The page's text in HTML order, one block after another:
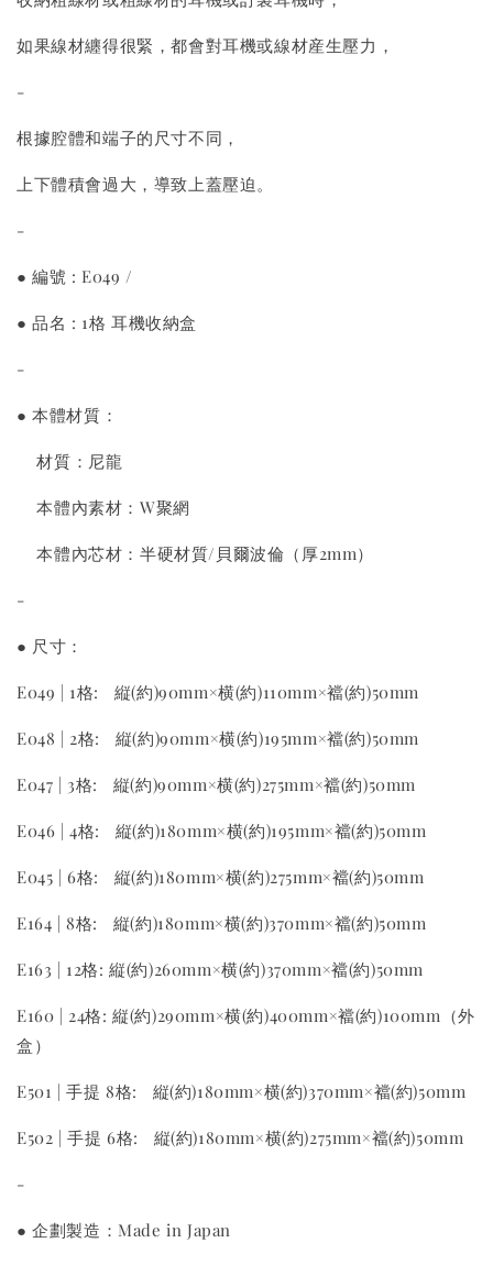
如果線材纏得很緊，都會對耳機或線材産生壓力，
-
根據腔體和端子的尺寸不同，
上下體積會過大，導致上蓋壓迫。
-
● 編號 : E049 /
● 品名 : 1格 耳機收納盒
-
● 本體材質：
材質：尼龍
本體內素材：W聚網
本體內芯材：半硬材質/貝爾波倫（厚2mm）
-
● 尺寸：
E049 | 1格: 縦(約)90mm×横(約)110mm×襠(約)50mm
E048 | 2格: 縦(約)90mm×横(約)195mm×襠(約)50mm
E047 | 3格: 縦(約)90mm×横(約)275mm×襠(約)50mm
E046 | 4格: 縦(約)180mm×横(約)195mm×襠(約)50mm
E045 | 6格: 縦(約)180mm×横(約)275mm×襠(約)50mm
E164 | 8格: 縦(約)180mm×横(約)370mm×襠(約)50mm
E163 | 12格: 縦(約)260mm×横(約)370mm×襠(約)50mm
E160 | 24格: 縦(約)290mm×横(約)400mm×襠(約)100mm（外
盒）
E501 | 手提 8格: 縦(約)180mm×横(約)370mm×襠(約)50mm
E502 | 手提 6格: 縦(約)180mm×横(約)275mm×襠(約)50mm
-
● 企劃製造：Made in Japan